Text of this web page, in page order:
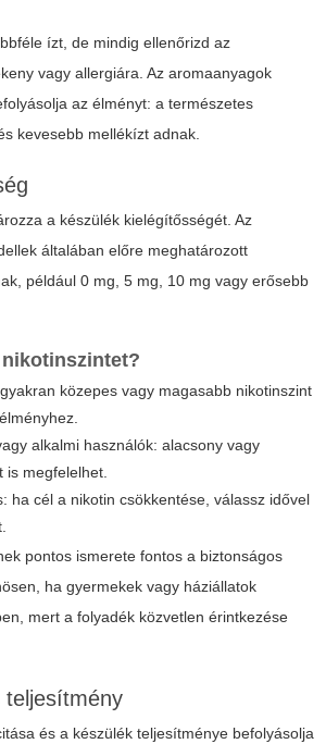
ízt, de mindig ellenőrizd az
vagy allergiára. Az aromaanyagok
az élményt: a természetes
kevesebb mellékízt adnak.
a készülék kielégítősségét. Az
általában előre meghatározott
például 0 mg, 5 mg, 10 mg vagy erősebb
közepes vagy magasabb nikotinszint
alkalmi használók: alacsony vagy
is megfelelhet.
ha cél a nikotin csökkentése, válassz idővel
pontos ismerete fontos a biztonságos
ha gyermekek vagy háziállatok
mert a folyadék közvetlen érintkezése
teljesítmény
és a készülék teljesítménye befolyásolja